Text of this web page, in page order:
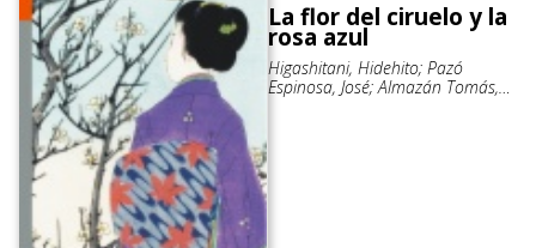
La flor del ciruelo y la
rosa azul
Higashitani, Hidehito; Pazó
Espinosa, José; Almazán Tomás,